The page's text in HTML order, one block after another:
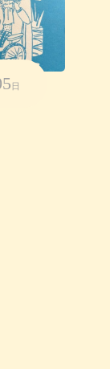
日